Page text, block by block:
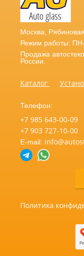
Москва,
Режим работы:
Продажа
России.
Каталог
Телефон:
+7 985 643-00-09
+7 903 727-10-00
E-mail:
Политика